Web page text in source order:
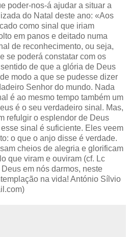
poder-nos-á ajudar a situar a
do Natal deste ano: «Aos
como sinal que iriam
em panos e deitado numa
de reconhecimento, ou seja,
se poderá constatar com os
sentido de que a glória de Deus
modo a que se pudesse dizer
Senhor do mundo. Nada
é ao mesmo tempo também um
é o seu verdadeiro sinal. Mas,
refulgir o esplendor de Deus
sinal é suficiente. Eles veem
o que o anjo disse é verdade.
cheios de alegria e glorificam
que viram e ouviram (cf. Lc
em nós darmos, neste
na vida! António Sílvio